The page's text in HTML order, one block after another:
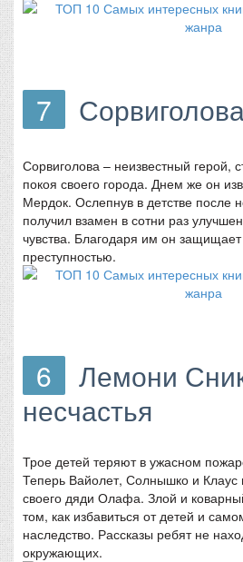
7
Сорвиголова – неизвестный герой,
покоя своего города. Днем же он
Мердок. Ослепнув в детстве после
получил взамен в сотни раз
чувства. Благодаря им он
преступностью.
6
Лемони
несчастья
Трое детей теряют в ужасном
Теперь Вайолет, Солнышко и Клаус
своего дяди Олафа. Злой и
том, как избавиться от детей и
наследство. Рассказы ребят не
окружающих.